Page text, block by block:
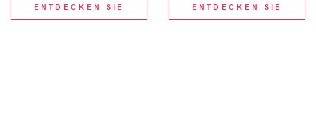
ENTDECKEN SIE ENTDECKEN SIE